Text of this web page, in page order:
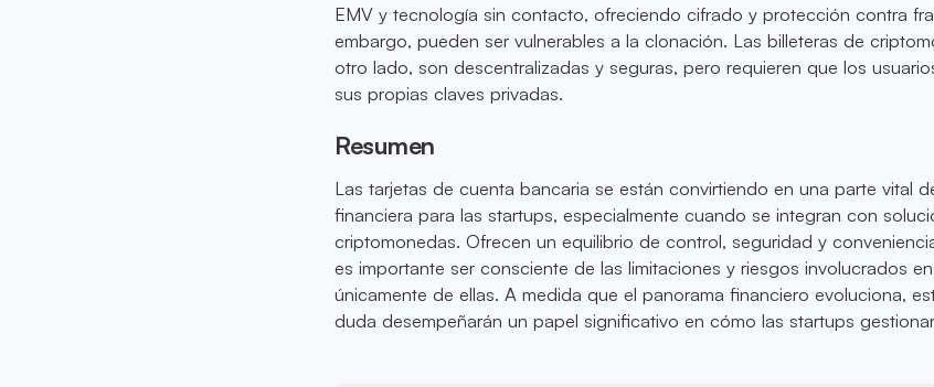
EMV y tecnología sin contacto, ofreciendo cifrado y protección contra
embargo, pueden ser vulnerables a la clonación. Las billeteras de
otro lado, son descentralizadas y seguras, pero requieren que los
sus propias claves privadas.
Resumen
Las tarjetas de cuenta bancaria se están convirtiendo en una parte vital
financiera para las startups, especialmente cuando se integran con
criptomonedas. Ofrecen un equilibrio de control, seguridad y
es importante ser consciente de las limitaciones y riesgos involucrados
únicamente de ellas. A medida que el panorama financiero evoluciona,
duda desempeñarán un papel significativo en cómo las startups